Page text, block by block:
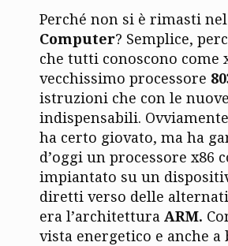
Perché non si è rimasti
Computer? Semplice,
che tutti conoscono come
vecchissimo processore
istruzioni che con le
indispensabili.
ha certo giovato, ma ha
d’oggi un processore x86
impiantato su un
diretti verso delle
era l’architettura ARM.
vista energetico e anche a